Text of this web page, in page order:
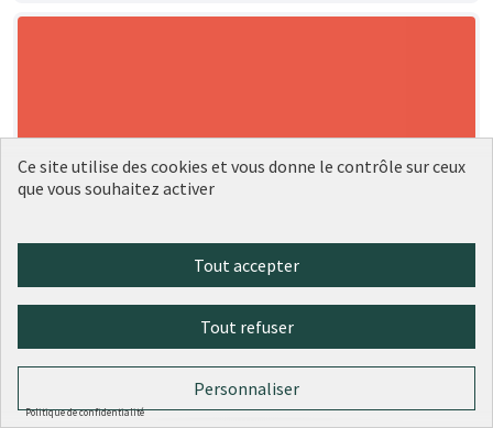
Ce site utilise des cookies et vous donne le contrôle sur ceux
que vous souhaitez activer
Tout accepter
Tout refuser
Personnaliser
Politique de confidentialité